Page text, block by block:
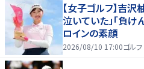
【女子ゴルフ】吉
泣いていた」「負
ロインの素顔
2026/08/10 17:00ゴルフ